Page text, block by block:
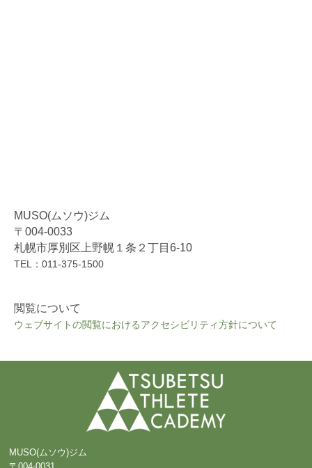
MUSO(ムソウ)ジム
〒004-0033
札幌市厚別区上野幌１条２丁目6-10
TEL：011-375-1500
閲覧について
ウェブサイトの閲覧におけるアクセシビリティ方針について
MUSO(ムソウ)ジム